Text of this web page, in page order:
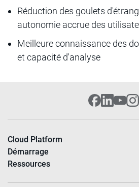
Réduction des goulets
autonomie accrue des
Meilleure connaissance des
et capacité d'analyse
Cloud Platform
Démarrage
Ressources